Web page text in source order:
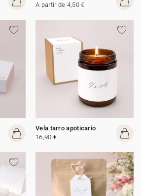
A partir de 4,50 €
Vela tarro apoticario
16,90 €